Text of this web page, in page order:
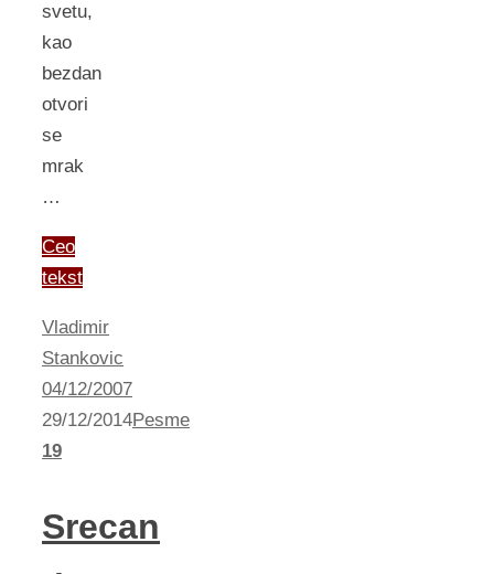
svetu,
kao
bezdan
otvori
se
mrak
…
Ceo
tekst
Vladimir
Stankovic
04/12/2007
29/12/2014Pesme
19
Srecan